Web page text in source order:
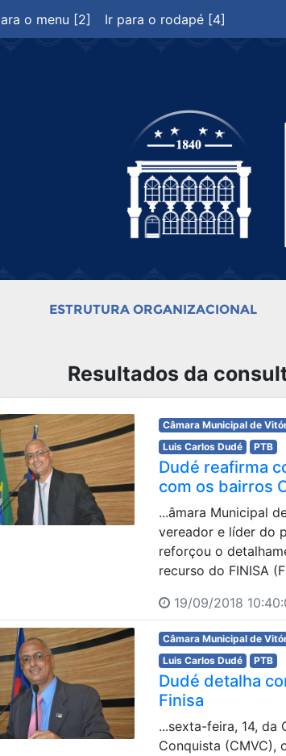
o menu [2] Ir para o rodapé [4]
ESTRUTURA ORGANIZACIONAL
Resultados da
Câmara Municipal de
Luis Carlos Dudé
PTB
Dudé reafirma
com os bairros
...âmara Municipal
vereador e líder do
reforçou o
recurso do FINISA
19/09/2018
Câmara Municipal de
Luis Carlos Dudé
PTB
Dudé detalha
Finisa
...sexta-feira, 14, da
Conquista (CMVC),